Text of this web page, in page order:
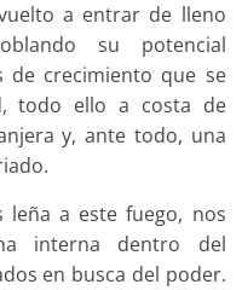
a entrar de lleno
su potencial
de crecimiento que se
todo ello a costa de
y, ante todo, una
leña a este fuego, nos
interna dentro del
en busca del poder.